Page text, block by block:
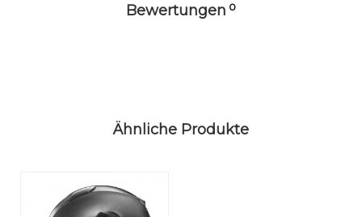
Bewertungen 0
Ähnliche Produkte